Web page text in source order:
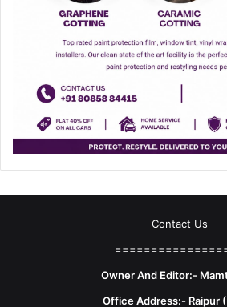
Contact Us
Owner And Editor:-
Office Address:- Raipur (